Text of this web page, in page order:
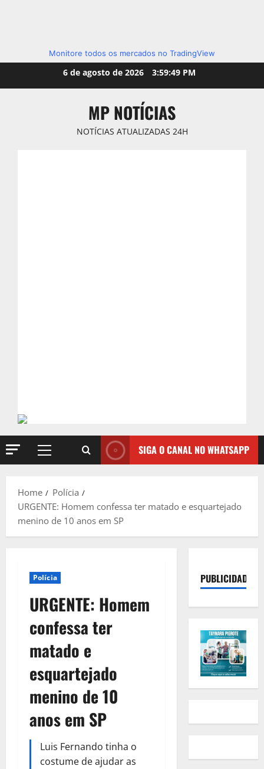
Monitore todos os mercados no TradingView
6 de agosto de 2026 3:59:51 PM
MP NOTÍCIAS
NOTÍCIAS ATUALIZADAS 24H
Primary
SIGA O CANAL NO WHATSAPP
Home
Polícia
URGENTE: Homem confessa ter matado e esquartejado
menino de 10 anos em SP
Polícia
URGENTE: Homem
confessa ter
matado e
esquartejado
menino de 10
anos em SP
Luis Fernando tinha o
costume de ajudar as
PUBLICIDADE